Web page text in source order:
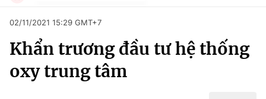
Chuyên mục
Chính trị
Xã hội
Pháp luật
Thể thao
02/11/2021 15:29 GMT+7
Khẩn trương đầu tư hệ thống
oxy trung tâm